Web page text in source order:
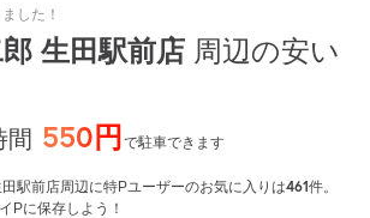
した！
生田駅前店 周辺の安い
間 550円で駐車できます
駅前店周辺に特Pユーザーのお気に入りは461件。
Pに保存しよう！